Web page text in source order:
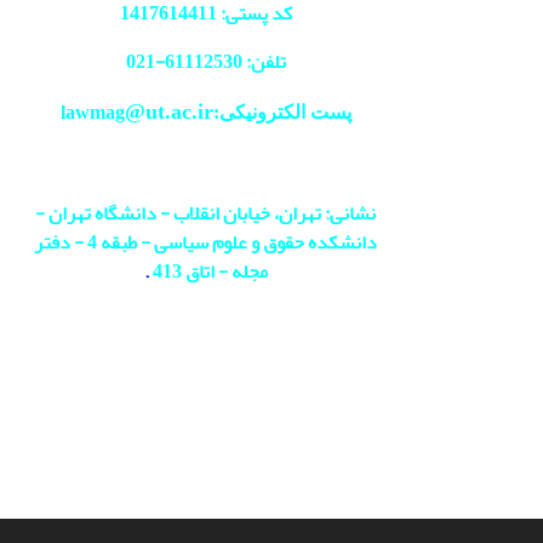
کد پستی: 1417614411
تلفن: 61112530-
021
پست الکترونیکی:lawmag@ut.ac.ir
نشانی: تهران، خیابان انقلاب - دانشگاه تهران -
دانشکده حقوق و علوم سیاسی - طبقه 4 - دفتر
مجله - اتاق 413
.